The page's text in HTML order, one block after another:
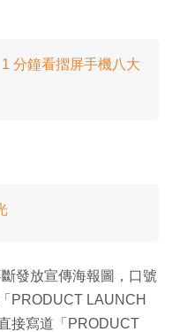
分鐘看摺屏手機八大
發放宣傳海報圖，口號
PRODUCT LAUNCH
接寫道「PRODUCT